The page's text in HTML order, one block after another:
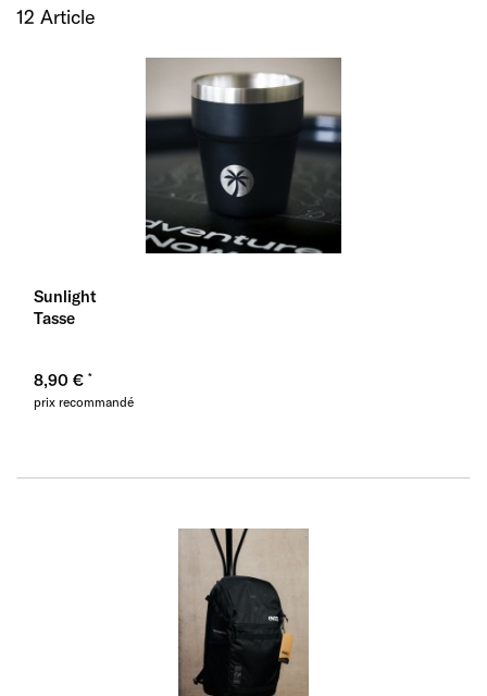
12 Article
Sunlight
Tasse
8,90 €
prix recommandé